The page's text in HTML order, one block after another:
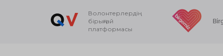
Волонтерлердің
бірыңғай
платформасы